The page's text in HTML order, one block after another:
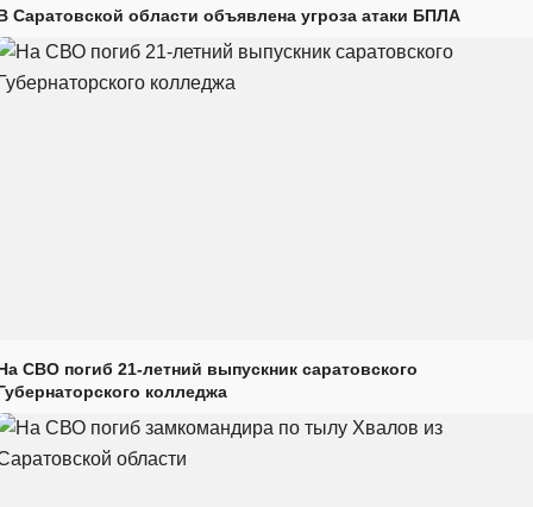
Саратовской области объявлена угроза атаки БПЛА
СВО погиб 21-летний выпускник саратовского
колледжа